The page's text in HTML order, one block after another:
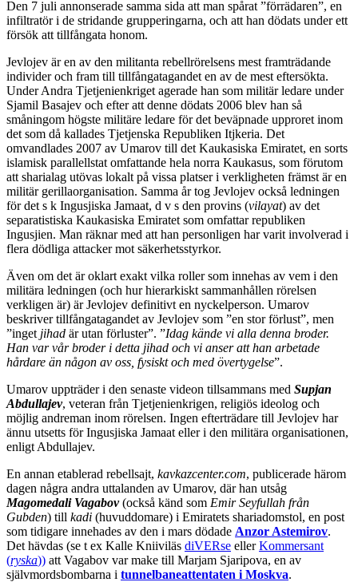
Den 7 juli annonserade samma sida att man spårat ”förrädaren”, en
infiltratör i de stridande grupperingarna, och att han dödats under ett
försök att tillfångata honom.
Jevlojev är en av den militanta rebellrörelsens mest framträdande
individer och fram till tillfångatagandet en av de mest eftersökta.
Under Andra Tjetjenienkriget agerade han som militär ledare under
Sjamil Basajev och efter att denne dödats 2006 blev han så
småningom högste militäre ledare för det beväpnade upproret inom
det som då kallades Tjetjenska Republiken Itjkeria. Det
omvandlades 2007 av Umarov till det Kaukasiska Emiratet, en sorts
islamisk parallellstat omfattande hela norra Kaukasus, som förutom
att sharialag utövas lokalt på vissa platser i verkligheten främst är en
militär gerillaorganisation. Samma år tog Jevlojev också ledningen
för det s k Ingusjiska Jamaat, d v s den provins (vilayat) av det
separatistiska Kaukasiska Emiratet som omfattar republiken
Ingusjien. Man räknar med att han personligen har varit involverad i
flera dödliga attacker mot säkerhetsstyrkor.
Även om det är oklart exakt vilka roller som innehas av vem i den
militära ledningen (och hur hierarkiskt sammanhållen rörelsen
verkligen är) är Jevlojev definitivt en nyckelperson. Umarov
beskriver tillfångatagandet av Jevlojev som ”en stor förlust”, men
”inget jihad är utan förluster”. ”Idag kände vi alla denna broder.
Han var vår broder i detta jihad och vi anser att han arbetade
hårdare än någon av oss, fysiskt och med övertygelse”.
Umarov uppträder i den senaste videon tillsammans med Supjan
Abdullajev, veteran från Tjetjenienkrigen, religiös ideolog och
möjlig andreman inom rörelsen. Ingen efterträdare till Jevlojev har
ännu utsetts för Ingusjiska Jamaat eller i den militära organisationen,
enligt Abdullajev.
En annan etablerad rebellsajt, kavkazcenter.com, publicerade härom
dagen några andra uttalanden av Umarov, där han utsåg
Magomedali Vagabov(också känd som Emir Seyfullah från
Gubden) till kadi (huvuddomare) i Emiratets shariadomstol, en post
som tidigare innehades av den i mars dödade Anzor Astemirov.
Det hävdas (se t ex Kalle Kniiviläs diVERse ellerKommersant
(ryska)) att Vagabov var make till Marjam Sjaripova, en av
självmordsbombarna i tunnelbaneattentaten i Moskva.